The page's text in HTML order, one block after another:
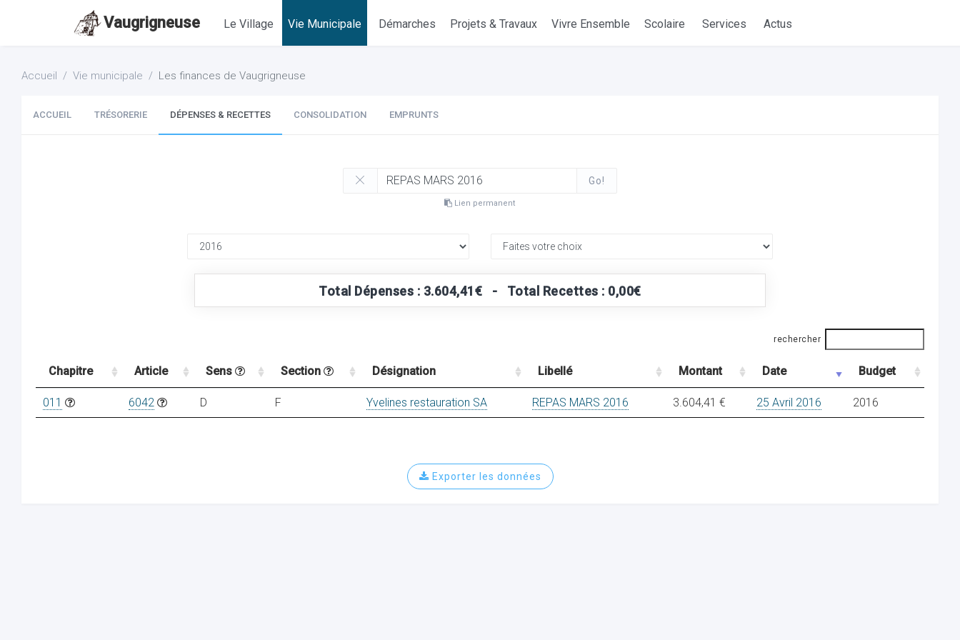
Vaugrigneuse Le Village Vie Municipale Démarches Projets & Travaux Vivre Ensemble Scolaire Services Actus
Accueil Vie municipale Les finances de Vaugrigneuse
ACCUEIL TRÉSORERIE DÉPENSES & RECETTES CONSOLIDATION EMPRUNTS
Go!
Lien permanent
Total Dépenses : 3.604,41€ - Total Recettes : 0,00€
rechercher
Chapitre Article Sens Section Désignation Libellé Montant Date Budget
011 6042 D F Yvelines restauration SA REPAS MARS 2016 3.604,41 € 25 Avril 2016 2016
Exporter les données